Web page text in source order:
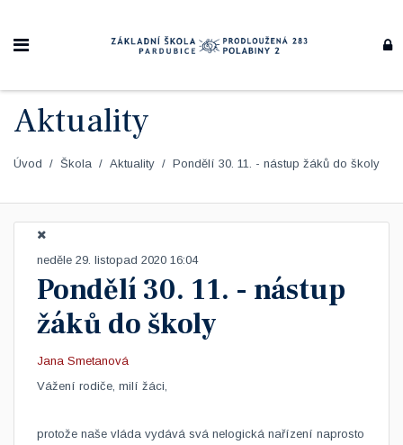
Aktuality
Úvod Škola Aktuality Pondělí 30. 11. - nástup žáků do školy
neděle 29. listopad 2020 16:04
Pondělí 30. 11. - nástup
žáků do školy
Jana Smetanová
​Vážení rodiče, milí žáci,
protože naše vláda vydává svá nelogická nařízení naprosto